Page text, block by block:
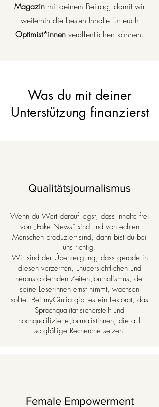
Magazin mit deinem Beitrag, damit wir
weiterhin die besten Inhalte für euch
Optimist*innen veröffentlichen können.
Was du mit deiner
Unterstützung finanzierst
Qualitätsjournalismus
Wenn du Wert darauf legst, dass Inhalte frei
von „Fake News“ sind und von echten
Menschen produziert sind, dann bist du bei
uns richtig!
Wir sind der Überzeugung, dass gerade in
diesen verzerrten, unübersichtlichen und
herausfordernden Zeiten Journalismus, der
seine Leserinnen ernst nimmt, wachsen
sollte. Bei myGiulia gibt es ein Lektorat, das
Sprachqualität sicherstellt und
hochqualifizierte Journalistinnen, die auf
sorgfältige Recherche setzen.
Female Empowerment